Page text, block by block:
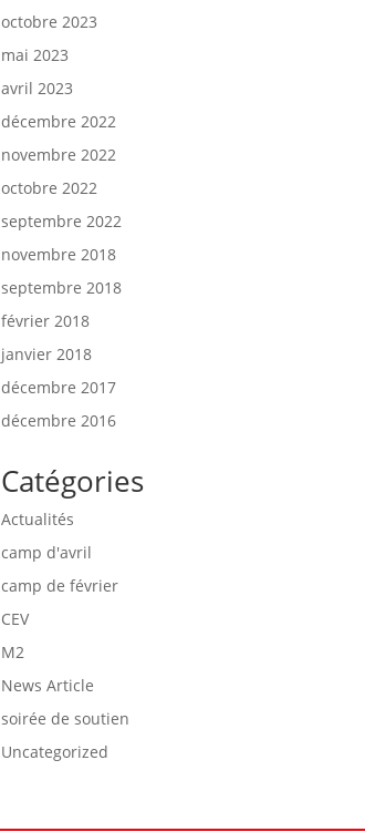
octobre 2023
mai 2023
avril 2023
décembre 2022
novembre 2022
octobre 2022
septembre 2022
novembre 2018
septembre 2018
février 2018
janvier 2018
décembre 2017
décembre 2016
Catégories
Actualités
camp d'avril
camp de février
CEV
M2
News Article
soirée de soutien
Uncategorized